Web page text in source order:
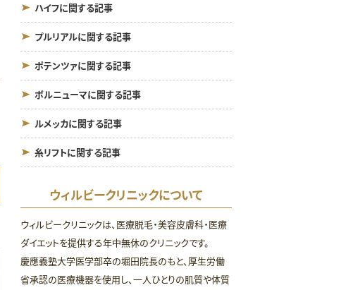
ハイフに関する記事
プルリアルに関する記事
ポテンツァに関する記事
ボルニューマに関する記事
ルメッカに関する記事
糸リフトに関する記事
ウィルビークリニックについて
ウィルビークリニックは、医療脱毛・美容皮膚科・医療
ダイエットを提供する年中無休のクリニックです。
慶應義塾大学医学部卒の堀田院長のもと、厚生労働
省承認の医療機器を使用し、一人ひとりの肌質や体質